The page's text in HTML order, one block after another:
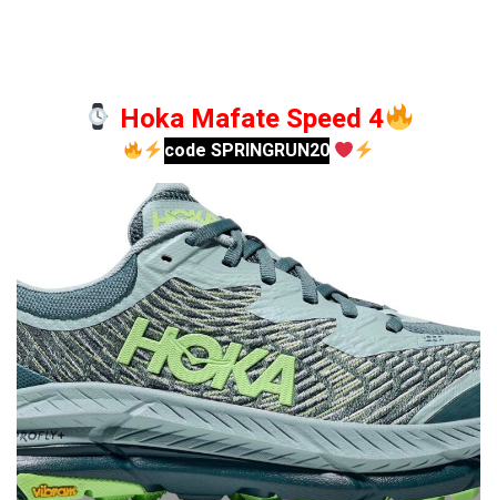
Hoka Mafate Speed 4
code SPRINGRUN20